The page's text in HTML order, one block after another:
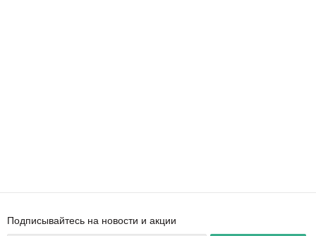
Подписывайтесь на новости и акции